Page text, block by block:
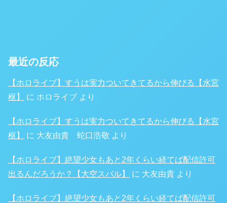
最近の反応
【ホロライブ】すうは実力ついてきてるから伸びる【水宮
枢】
に ホロライブ より
【ホロライブ】すうは実力ついてきてるから伸びる【水宮
枢】
に 大友由貴 蛇口浩敬 より
【ホロライブ】絶望少女もあと2年くらい経てば配信許可
出るんだろうか？【大空スバル】
に 大友由貴 より
【ホロライブ】絶望少女もあと2年くらい経てば配信許可